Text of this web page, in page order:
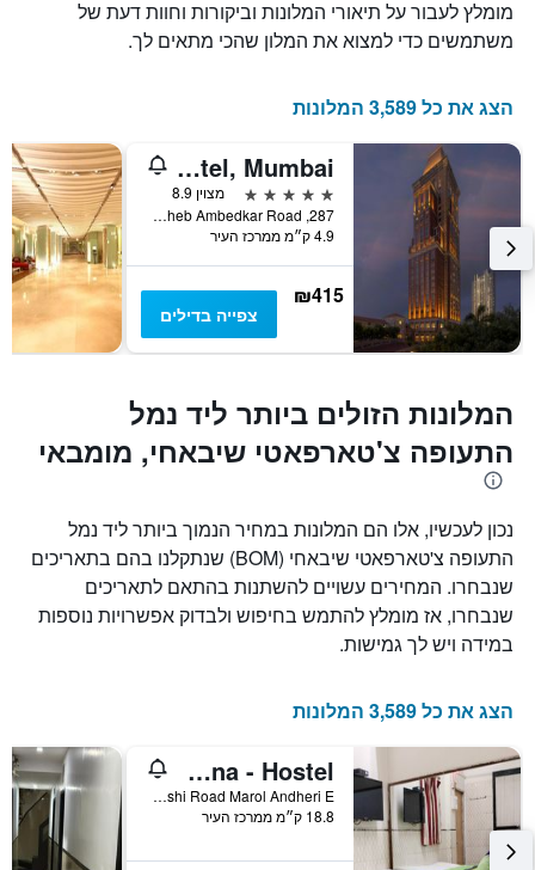
עד
למועד
השהות
כולל
ציר
Y
המציג
מחיר
הממוצע
של
חדר
מומלץ לעבור על תיאורי המלונות וביקורות וחוות דעת של
משתמשים כדי למצוא את המלון שהכי מתאים לך.
הצג את כל 3,589 המלונות
Itc Grand Central, A Luxury Collection Hotel, Mumbai
5 כוכבים
מצוין 8.9
287, Dr. Babasaheb Ambedkar Road, מומבאי, הודו
4.9 ק״מ ממרכז העיר
₪415
צפייה בדילים
המלונות הזולים ביותר ליד נמל
התעופה צ'טארפאטי שיבאחי, מומבאי
נכון לעכשיו, אלו הם המלונות במחיר הנמוך ביותר ליד נמל
התעופה צ'טארפאטי שיבאחי (BOM) שנתקלנו בהם בתאריכים
שנבחרו. המחירים עשויים להשתנות בהתאם לתאריכים
שנבחרו, אז מומלץ להתמש בחיפוש ולבדוק אפשרויות נוספות
במידה ויש לך גמישות.
הצג את כל 3,589 המלונות
New Shahana - Hostel
Shop No 5 Marol Maroshi Road Marol Andheri E, מומבאי, הודו
18.8 ק״מ ממרכז העיר